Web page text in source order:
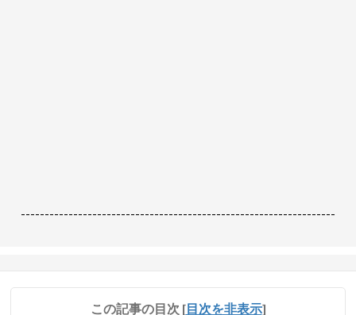
------------------------------------------------------------------
この記事の目次 [目次を非表示]